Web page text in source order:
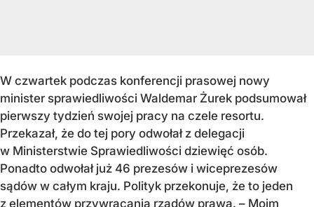
W czwartek podczas konferencji prasowej nowy
minister sprawiedliwości Waldemar Żurek podsumował
pierwszy tydzień swojej pracy na czele resortu.
Przekazał, że do tej pory odwołał z delegacji
w Ministerstwie Sprawiedliwości dziewięć osób.
Ponadto odwołał już 46 prezesów i wiceprezesów
sądów w całym kraju. Polityk przekonuje, że to jeden
z elementów przywracania rządów prawa. – Moim